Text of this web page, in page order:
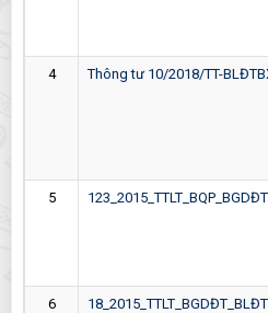
4 Thông tư 10/2018/TT-
5
6